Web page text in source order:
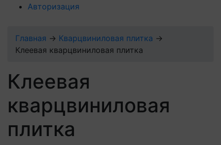
Авторизация
Главная → Кварцвиниловая плитка →
Клеевая кварцвиниловая плитка
Клеевая
кварцвиниловая
плитка